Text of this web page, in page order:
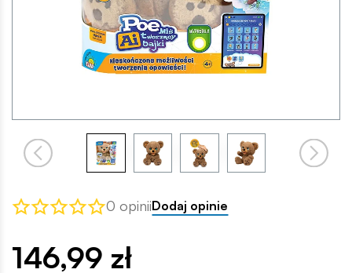
0 opiniiDodaj opinie
146,99 zł